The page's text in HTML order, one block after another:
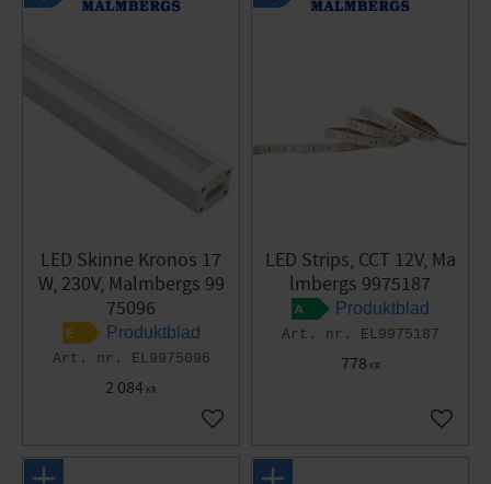
LED Skinne Kronos 17
W, 230V, Malmbergs 99
75096
Produktblad
EL9975096
2 084 KR
Gem som favorit
LED Strips, CCT 12V, Ma
lmbergs 9975187
Produktblad
EL9975187
778 KR
Gem